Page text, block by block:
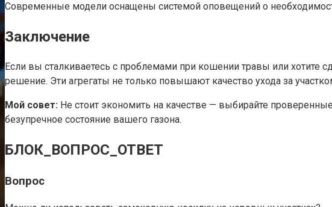
Современные модели оснащены системой оповещений о
Заключение
Если вы сталкиваетесь с проблемами при кошении травы или
решение. Эти агрегаты не только повышают качество ухода за
Мой совет: Не стоит экономить на качестве — выбирайте
безупречное состояние вашего газона.
БЛОК_ВОПРОС_ОТВЕТ
Вопрос